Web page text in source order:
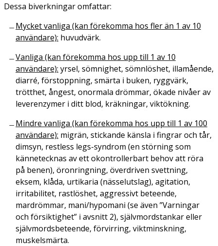
Dessa biverkningar omfattar:
Mycket vanliga (kan förekomma hos fler än 1 av 10
användare): huvudvärk.
Vanliga (kan förekomma hos upp till 1 av 10
användare): yrsel, sömnighet, sömnlöshet, illamående,
diarré, förstoppning, smärta i buken, ryggvärk,
trötthet, ångest, onormala drömmar, ökade nivåer av
leverenzymer i ditt blod, kräkningar, viktökning.
Mindre vanliga (kan förekomma hos upp till 1 av 100
användare): migrän, stickande känsla i fingrar och tår,
dimsyn, restless legs-syndrom (en störning som
kännetecknas av ett okontrollerbart behov att röra
på benen), öronringning, överdriven svettning,
eksem, klåda, urtikaria (nässelutslag), agitation,
irritabilitet, rastlöshet, aggressivt beteende,
mardrömmar, mani/hypomani (se även ”Varningar
och försiktighet” i avsnitt 2), självmordstankar eller
självmordsbeteende, förvirring, viktminskning,
muskelsmärta.